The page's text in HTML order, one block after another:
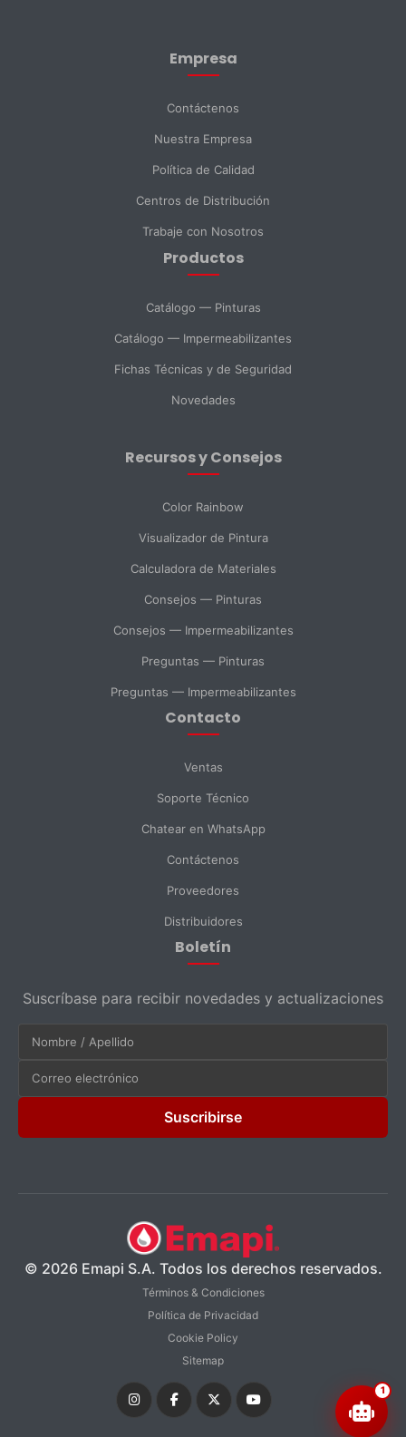
SELECCIONAR DEPARTAMENTO
Soporte Técnico Compras
Consulta General
Enviar Mensaje
Empresa
Contáctenos
Nuestra Empresa
Política de Calidad
Centros de Distribución
Trabaje con Nosotros
Productos
Catálogo — Pinturas
Catálogo — Impermeabilizantes
Fichas Técnicas y de Seguridad
Novedades
Recursos y Consejos
Color Rainbow
Visualizador de Pintura
Calculadora de Materiales
Consejos — Pinturas
Consejos — Impermeabilizantes
Preguntas — Pinturas
Preguntas — Impermeabilizantes
Contacto
Ventas
Soporte Técnico
Chatear en WhatsApp
Contáctenos
Proveedores
Distribuidores
Boletín
Suscríbase para recibir novedades y actualizaciones
Suscribirse
© 2026 Emapi S.A. Todos los derechos reservados.
Términos & Condiciones
Política de Privacidad
Cookie Policy
Sitemap
1